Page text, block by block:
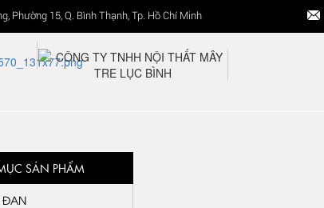
Phường 15, Q. Bình Thạnh, Tp. Hồ Chí Minh
SẢN PHẨM
ĐAN